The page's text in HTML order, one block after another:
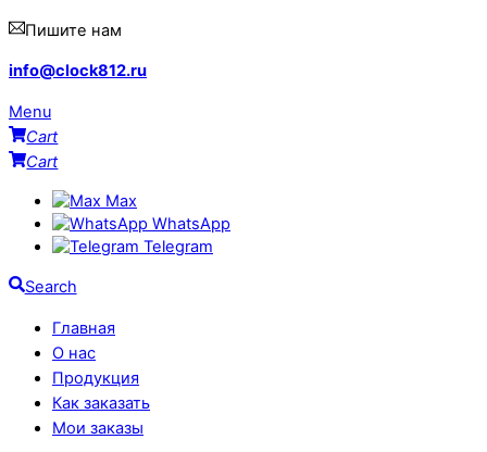
Пишите нам
info@clock812.ru
Menu
Cart
Cart
Max
WhatsApp
Telegram
Search
Главная
О нас
Продукция
Как заказать
Мои заказы